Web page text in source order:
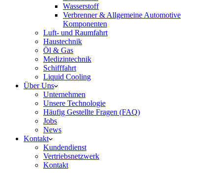
Wasserstoff
Verbrenner & Allgemeine Automotive
Komponenten
Luft- und Raumfahrt
Haustechnik
Öl & Gas
Medizintechnik
Schifffahrt
Liquid Cooling
Über Uns
Unternehmen
Unsere Technologie
Häufig Gestellte Fragen (FAQ)
Jobs
News
Kontakt
Kundendienst
Vertriebsnetzwerk
Kontakt